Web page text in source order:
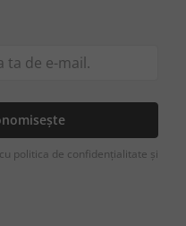
politica de confidențialitate și